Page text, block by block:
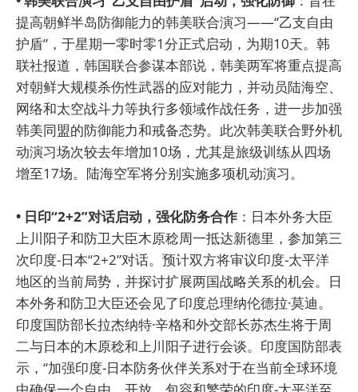
提高朝鲜半岛防御能力的韩美联合演习——“乙支自由
护盾”，于星期一零时零1分正式启动，为期10天。韩
联社报道，韩国联合参谋本部说，韩美两军将重点提高
对朝鲜大规模杀伤性武器的应对能力，并动员陆海空、
网络和太空战斗力等执行多领域作战任务，进一步加强
韩美同盟的防御能力和戒备态势。此次韩美联合野外机
动演习场次较去年增加10场，尤其是旅级训练从四场
增至17场。陆海空军将分别实施多项机动演习。
• 日印“2+2”对话启动，强化防务合作 ：日本外务大臣
上川阳子和防卫大臣木原稔周一抵达新德里，参加第三
次印度-日本“2+2”对话。预计双方将审议印度-太平洋
地区的当前局势，并探讨扩展两国战略关系的机会。日
本外务和防卫大臣还会见了印度总理纳伦德拉·莫迪。
印度国防部长拉杰纳特·辛格和外交部长苏杰生将于周
二与日本的木原稔和上川阳子进行会谈。印度国防部表
示，“加强印度-日本防务伙伴关系对于在当前全球环境